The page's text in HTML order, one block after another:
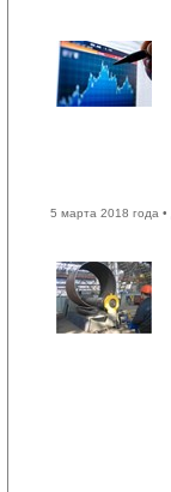
5 марта 2018 года •